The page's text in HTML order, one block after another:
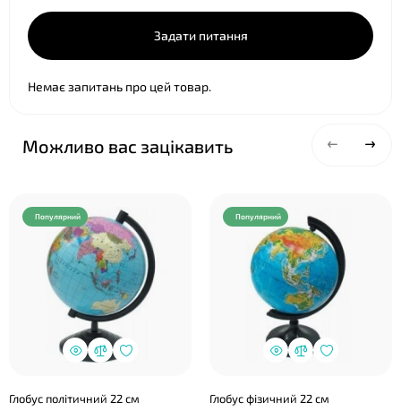
Задати питання
Немає запитань про цей товар.
Можливо вас зацікавить
Популярний
Глобус політичний 22 см
Популярний
Глобус фізичний 22 см